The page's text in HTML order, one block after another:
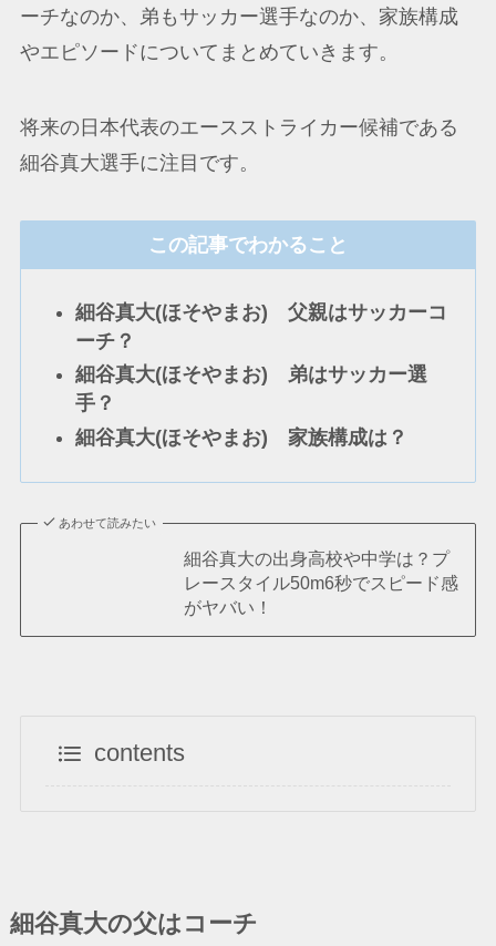
ーチなのか、弟もサッカー選手なのか、家族構成
やエピソードについてまとめていきます。
将来の日本代表のエースストライカー候補である
細谷真大選手に注目です。
この記事でわかること
細谷真大(ほそやまお) 父親はサッカーコ
ーチ？
細谷真大(ほそやまお) 弟はサッカー選
手？
細谷真大(ほそやまお) 家族構成は？
あわせて読みたい
細谷真大の出身高校や中学は？プ
レースタイル50m6秒でスピード感
がヤバい！
contents
細谷真大の父はコーチ